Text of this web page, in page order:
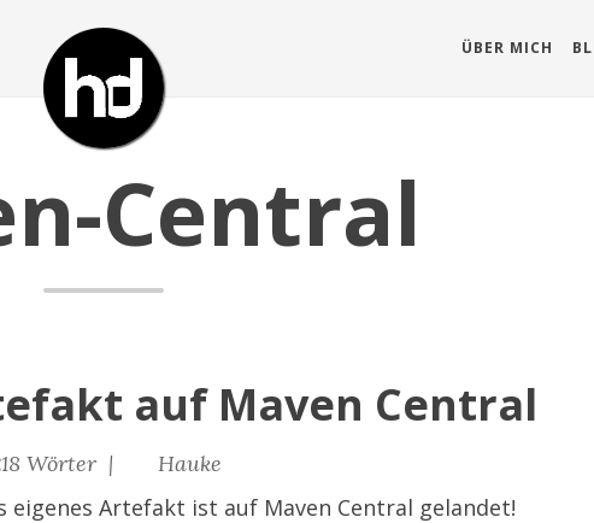
ÜBER MICH
Central
auf Maven Central
Wörter | Hauke
Artefakt ist auf Maven Central gelandet!